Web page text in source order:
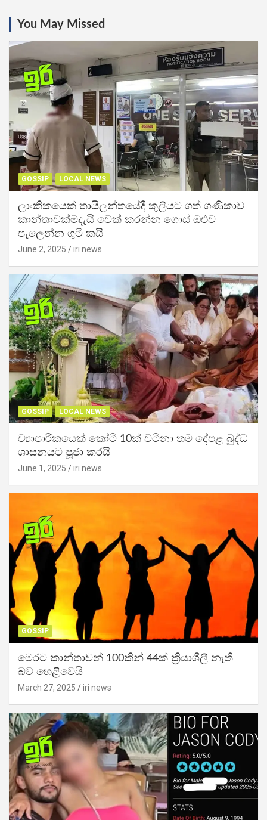
You May Missed
GOSSIP LOCAL NEWS
ලාංකිකයෙක් තායිලන්තයේදී කුලියට ගත් ගණිකාව
කාන්තාවක්මදැයි චෙක් කරන්න ගොස් ඔළුව
පැලෙන්න ගුටි කයි
June 2, 2025 iri news
GOSSIP LOCAL NEWS
ව්‍යාපාරිකයෙක් කෝටි 10ක් වටිනා තම දේපළ බුද්ධ
ශාසනයට පූජා කරයි
June 1, 2025 iri news
GOSSIP
මෙරට කාන්තාවන් 100කින් 44ක් ක්‍රියාශීලී නැති
බව හෙළිවෙයි
March 27, 2025 iri news